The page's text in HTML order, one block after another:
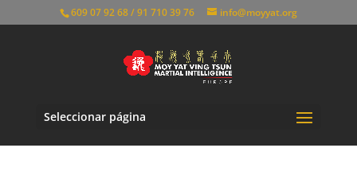
609 07 92 68 / 91 710 39 76 info@moyyat.org
Seleccionar página